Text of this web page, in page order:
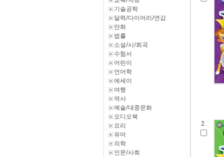
기술공학
달력/다이어리/연감
만화
법률
소설/시/희곡
수험서
어린이
언어학
에세이
여행
역사
예술/대중문화
오디오북
요리
유머
의학
인문/사회
2.